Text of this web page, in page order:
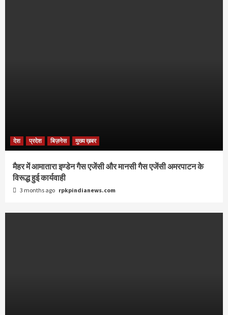
देश प्रदेश बिज़नेस मुख्य ख़बर
मैहर में आमातारा इण्डेन गैस एजेंसी और मानसी गैस एजेंसी अमरपाटन के
विरूद्ध हुई कार्यवाही
3 months ago rpkpindianews.com